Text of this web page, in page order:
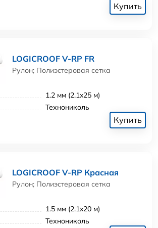
Купить
LOGICROOF V-RP FR
Рулон; Полиэстеровая сетка
1.2 мм (2.1x25 м)
Технониколь
Купить
LOGICROOF V-RP Красная
Рулон; Полиэстеровая сетка
1.5 мм (2.1x20 м)
Технониколь